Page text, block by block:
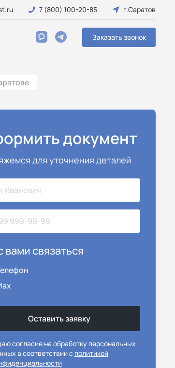
7 (800) 100-20-85 г.Саратов
Заказать звонок
документ
для уточнения деталей
вами связаться
согласие на обработку персональных
в соответствии с политикой